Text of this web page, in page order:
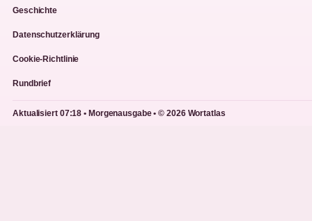
Geschichte
Datenschutzerklärung
Cookie-Richtlinie
Rundbrief
Aktualisiert 07:18 • Morgenausgabe • © 2026 Wortatlas